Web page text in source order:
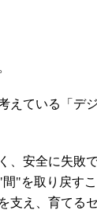
えている「デ
、安全に失敗
"を取り戻す
支え、育てる